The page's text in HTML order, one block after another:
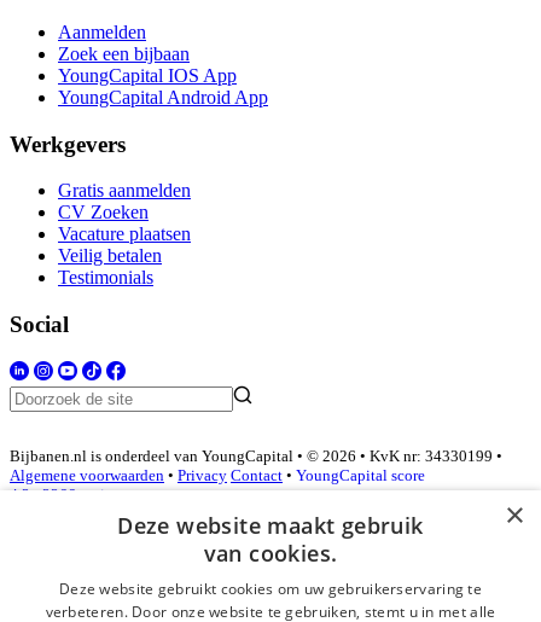
Aanmelden
Zoek een bijbaan
YoungCapital IOS App
YoungCapital Android App
Werkgevers
Gratis aanmelden
CV Zoeken
Vacature plaatsen
Veilig betalen
Testimonials
Social
Bijbanen.nl is onderdeel van YoungCapital • © 2026 • KvK nr: 34330199 •
Algemene voorwaarden • Privacy Contact • YoungCapital score
4.3 - 3366 reviews
Inloggen als bedrijf
×
Deze website maakt gebruik
van cookies.
Deze website gebruikt cookies om uw gebruikerservaring te
verbeteren. Door onze website te gebruiken, stemt u in met alle